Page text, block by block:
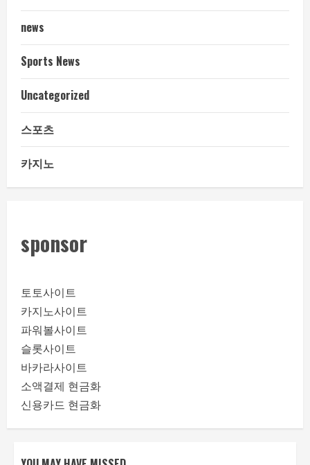
news
Sports News
Uncategorized
스포츠
카지노
sponsor
토토사이트
카지노사이트
파워볼사이트
슬롯사이트
바카라사이트
소액결제 현금화
신용카드 현금화